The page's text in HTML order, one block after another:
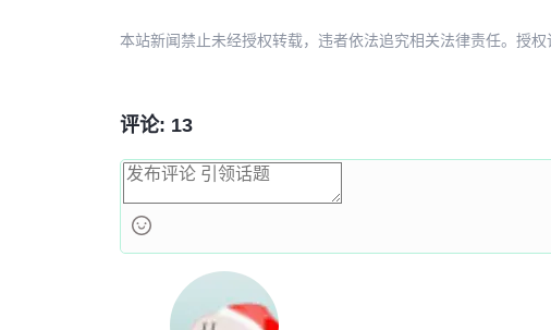
本站新闻禁止未经授权转载，违者依法追究相关法律责任。授
评论: 13